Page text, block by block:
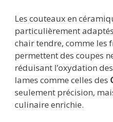
Les couteaux en
particulièrement
chair tendre, comme les
permettent des coupes
réduisant l’oxydation
lames comme celles des
seulement précision,
culinaire enrichie.